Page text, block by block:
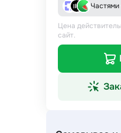
Частями
Цена
сайт.